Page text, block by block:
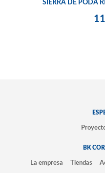
SIERRA DE PODA
BK
La empresa Tiendas